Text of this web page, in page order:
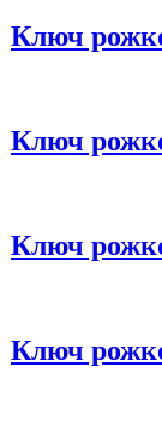
Ключ
Ключ
Ключ
Ключ